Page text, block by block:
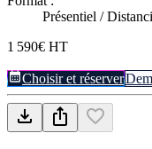
Présentiel /
1 590€ HT
Choisir et réserver